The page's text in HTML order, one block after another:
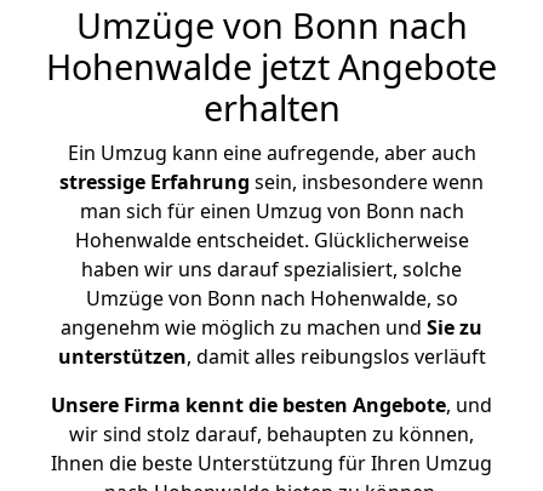
Umzüge von Bonn nach
Hohenwalde jetzt Angebote
erhalten
Ein Umzug kann eine aufregende, aber auch
stressige Erfahrung sein, insbesondere wenn
man sich für einen Umzug von Bonn nach
Hohenwalde entscheidet. Glücklicherweise
haben wir uns darauf spezialisiert, solche
Umzüge von Bonn nach Hohenwalde, so
angenehm wie möglich zu machen und Sie zu
unterstützen, damit alles reibungslos verläuft
Unsere Firma kennt die besten Angebote, und
wir sind stolz darauf, behaupten zu können,
Ihnen die beste Unterstützung für Ihren Umzug